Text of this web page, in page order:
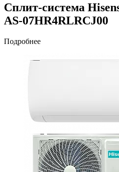
Сплит-система
AS-07HR4RLRCJ00
Подробнее